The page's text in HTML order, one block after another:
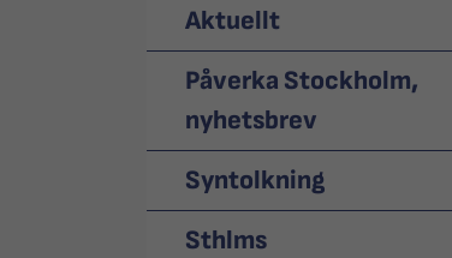
Aktuellt
Påverka Stockholm,
nyhetsbrev
Syntolkning
Sthlms